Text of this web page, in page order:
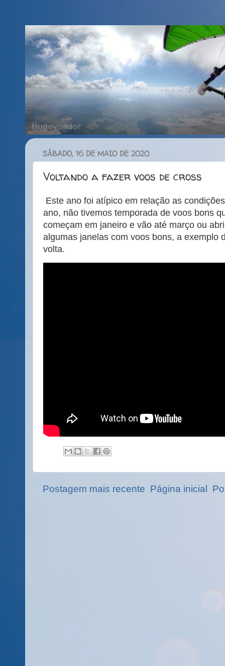
SÁBADO, 16 DE MAIO DE 2020
Voltando a fazer voos de cross
Este ano foi atípico em relação as
ano, não tivemos temporada de voos bons
começam em janeiro e vão até março ou
algumas janelas com voos bons, a exemplo
volta.
Postagem mais recente Página inicial